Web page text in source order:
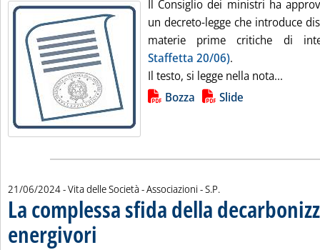
Il Consiglio dei ministri ha
un decreto-legge che introduce
materie prime critiche di
Staffetta 20/06).
Il testo, si legge nella nota...
Lista allegati PDF alla notizia
Bozza Slide
21/06/2024- Vita delle Società - Associazioni -di:
S.P.
La complessa sfida della
energivori